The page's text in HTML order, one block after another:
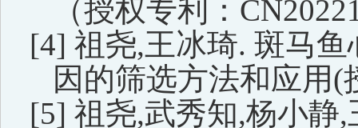
（授权专利：
[4] 祖尧,王冰琦. 斑马鱼
因的筛选方法和应用(
[5] 祖尧,武秀知,杨小静,